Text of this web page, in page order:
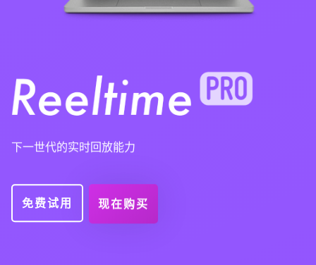
下一世代的实时回放能力
免费试用 现在购买